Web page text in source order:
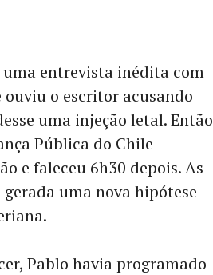
entrevista inédita com
o escritor acusando
uma injeção letal. Então
Pública do Chile
e faleceu 6h30 depois. As
uma nova hipótese
Pablo havia programado